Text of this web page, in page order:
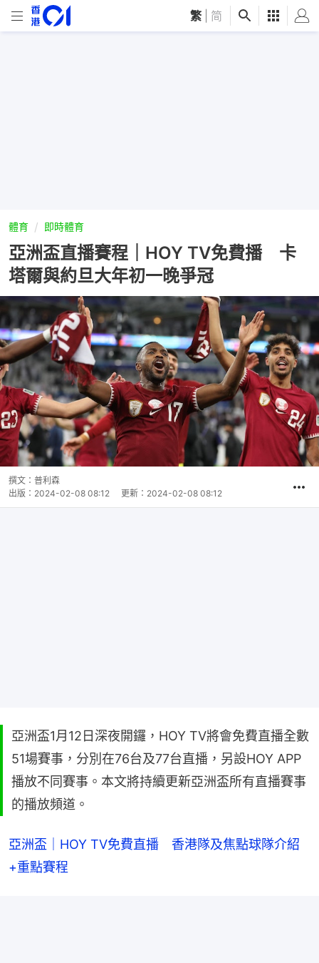
繁 简
體育 即時體育
亞洲盃直播賽程｜HOY TV免費播 卡
塔爾與約旦大年初一晚爭冠
撰文： 普利森
出版： 2024-02-08 08:12 更新： 2024-02-08 08:12
亞洲盃1月12日深夜開鑼，HOY TV將會免費直播全數
51場賽事，分別在76台及77台直播，另設HOY APP
播放不同賽事。本文將持續更新亞洲盃所有直播賽事
的播放頻道。
亞洲盃｜HOY TV免費直播　香港隊及焦點球隊介紹
+重點賽程